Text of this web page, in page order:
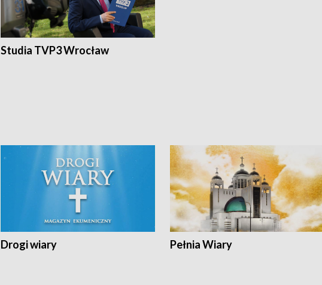
Studia TVP3 Wrocław
Drogi wiary Pełnia Wiary